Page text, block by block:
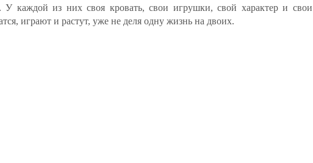
У каждой из них своя кровать, свои игрушки, свой характер и свои
играют и растут, уже не деля одну жизнь на двоих.